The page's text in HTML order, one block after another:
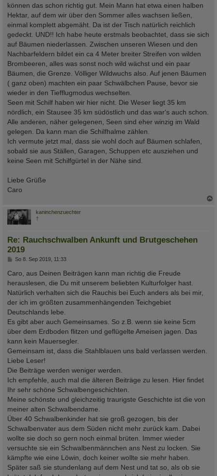
können das schon richtig gut. Mein Mann hat etwa einen halben
Hektar, auf dem wir über den Sommer alles wachsen ließen,
einmal komplett abgemäht. Da ist der Tisch natürlich reichlich
gedeckt. UND!! Ich habe heute erstmals beobachtet, dass sie sich
auf Bäumen niederlassen. Zwischen unseren Wiesen und den
Nachbarfeldern bildet ein ca 4 Meter breiter Streifen von wilden
Brombeeren, alles was sonst noch wild wächst und ein paar
Bäumen, die Grenze. Völliger Wildwuchs also. Auf jenen Bäumen
( ganz oben) machten ein paar Schwälbchen Pause, bevor sie
wieder in den Tiefflugmodus wechselten.
Seen mit Schilf haben wir hier nicht. Die Weser liegt 35 km
nördlich, ein Stausee 35 km südöstlich und das war‘s auch schon.
Alle anderen, näher gelegenen, Seen sind eher winzig im Wald
gelegen. Da kann man die Schilfhalme zählen.
Ich vermute jetzt mal, dass sie wohl doch auf Bäumen schlafen,
sobald sie aus Ställen, Garagen, Schuppen etc ausziehen und
keine Seen mit Schilfgürtel in der Nähe sind.
Liebe Grüße
Caro
kaninchenzuechter
†
Re: Rauchschwalben Ankunft und Brutgeschehen
2019
B
i
r
a
g
So 8. Sep 2019, 11:33
Caro, aus Deinen Beiträgen kann man richtig die Freude
herauslesen, die Du mit unserem beliebten Kulturfolger hast.
Natürlich verhalten sich die Rauchis bei Euch anders als bei mir,
der ich im größten zusammenhängenden Teichgebiet
Deutschlands lebe.
Es gibt aber auch Gemeinsames. So z.B. wenn sie keine 5cm
über dem Erdboden flitzen und geflügelte Ameisen jagen. Das
kann kein Mauersegler.
Gemeinsam ist, dass die Stahlblauen uns bald verlassen werden.
Liebe Leser!
Die Beiträge werden weniger werden.
Ich empfehle, auch mal die älteren Beiträge zu lesen. Hier findet
Ihr sehr schöne Schwalbengeschichten.
Meine schönste und gleichzeitig traurigste Geschichte ist die von
meiner alten Schwalbendame.
Über 40 Schwalbenkinder hat sie groß gezogen, bis der
Schwalbenvater aus dem Süden nicht mehr zurück kam. Dabei
wollte sie doch so gern noch einmal brüten. Immer wieder
versuchte sie ein Schwalbenmännchen ans Nest zu locken. Sie
kämpfte wie eine Löwin, doch keiner wollte sie mehr haben.
Später saß sie stundenlang auf dem Nest und tat so, als ob sie